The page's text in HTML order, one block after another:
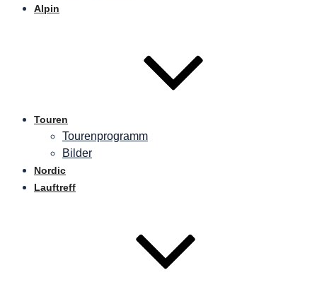
Alpin
Touren
Tourenprogramm
Bilder
Nordic
Lauftreff